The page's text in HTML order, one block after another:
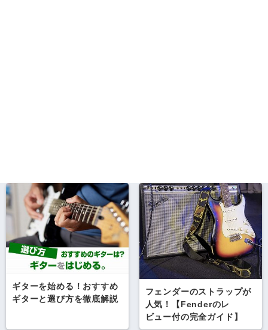
ギターを始める！おすすめ
ギターと選び方を徹底解説
フェンダーのストラップが
人気！【Fenderのレ
ビュー付の完全ガイド】